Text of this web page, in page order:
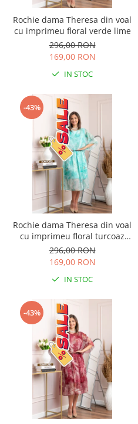
Rochie dama Theresa din voal
cu imprimeu floral verde lime
296,00 RON
169,00 RON
IN STOC
-43%
Rochie dama Theresa din voal
cu imprimeu floral turcoaz
aqua
296,00 RON
169,00 RON
IN STOC
-43%